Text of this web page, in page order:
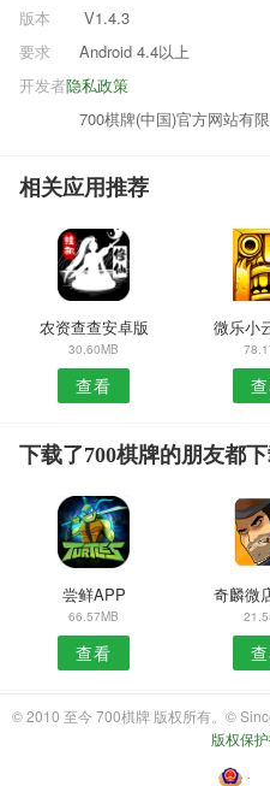
版本
V1.4.3
要求
Android 4.4以上
隐私政策
开发者
700棋牌(中国)官方网站有
相关应用推荐
农资查查安卓版
30.60MB
查看
微乐小
下载了700棋牌的朋友都
尝鲜APP
66.57MB
查看
奇麟微
© 2010 至今 700棋牌 版权所有。©
版权保
・